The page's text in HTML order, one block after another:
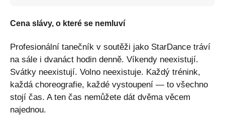
Cena slávy, o které se nemluví
Profesionální tanečník v soutěži jako StarDance tráví
na sále i dvanáct hodin denně. Víkendy neexistují.
Svátky neexistují. Volno neexistuje. Každý trénink,
každá choreografie, každé vystoupení — to všechno
stojí čas. A ten čas nemůžete dát dvěma věcem
najednou.